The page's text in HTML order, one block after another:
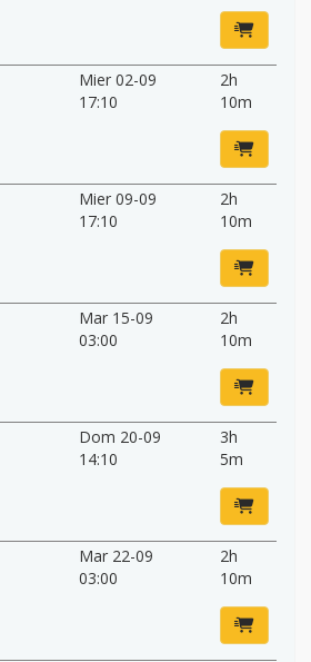
Mier 02-09
17:10
2h
10m
Mier 09-09
17:10
2h
10m
Mar 15-09
03:00
2h
10m
Dom 20-09
14:10
3h
5m
Mar 22-09
03:00
2h
10m